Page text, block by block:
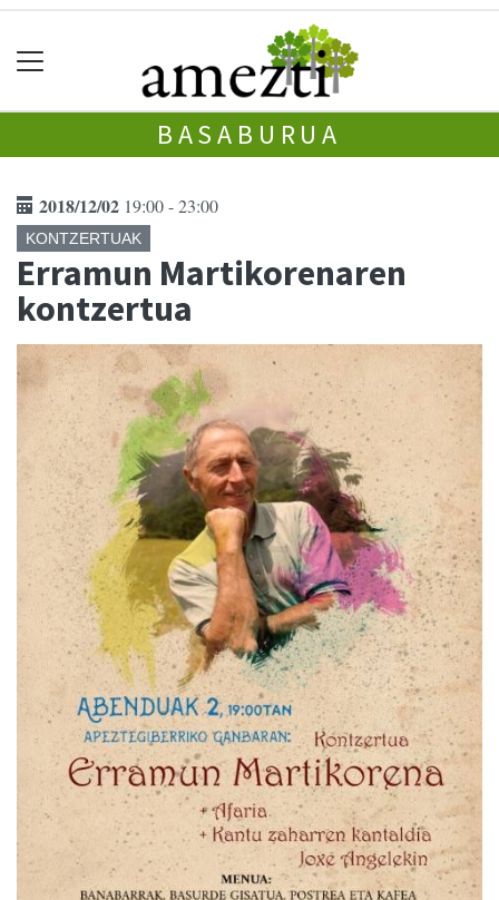
BASABURUA
2018/12/02 19:00 - 23:00
KONTZERTUAK
Erramun Martikorenaren
kontzertua